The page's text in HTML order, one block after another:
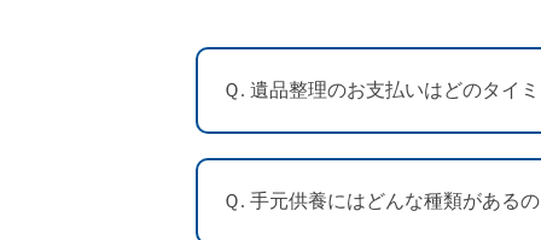
Ｑ. 遺品整理のお支払いはどのタイ
Ｑ. 手元供養にはどんな種類があるの